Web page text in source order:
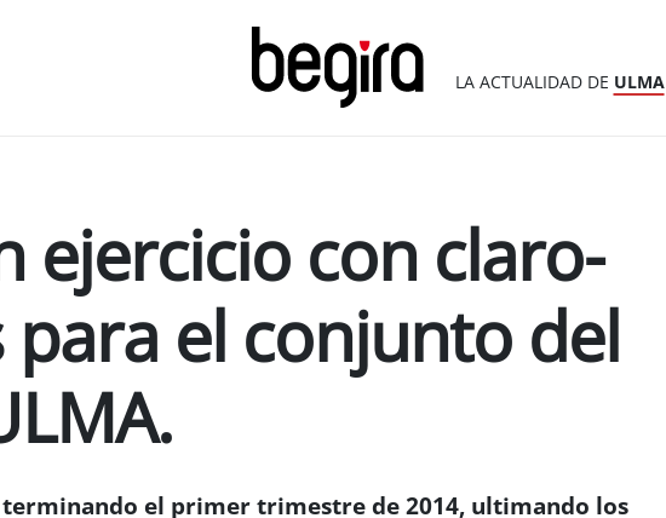
LA ACTUALIDAD DE ULMA
ejercicio con claro-
el conjunto del
terminando el primer trimestre de 2014, ultimando los